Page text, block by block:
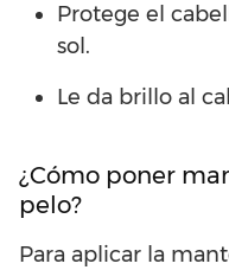
Protege el
sol.
Le da brillo al
¿Cómo poner
pelo?
Para aplicar la